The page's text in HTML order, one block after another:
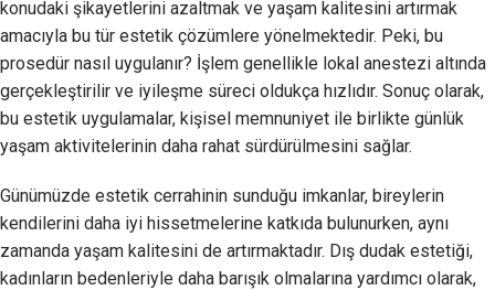
konudaki şikayetlerini azaltmak ve yaşam kalitesini artırmak
amacıyla bu tür estetik çözümlere yönelmektedir. Peki, bu
prosedür nasıl uygulanır? İşlem genellikle lokal anestezi altında
gerçekleştirilir ve iyileşme süreci oldukça hızlıdır. Sonuç olarak,
bu estetik uygulamalar, kişisel memnuniyet ile birlikte günlük
yaşam aktivitelerinin daha rahat sürdürülmesini sağlar.
Günümüzde estetik cerrahinin sunduğu imkanlar, bireylerin
kendilerini daha iyi hissetmelerine katkıda bulunurken, aynı
zamanda yaşam kalitesini de artırmaktadır. Dış dudak estetiği,
kadınların bedenleriyle daha barışık olmalarına yardımcı olarak,